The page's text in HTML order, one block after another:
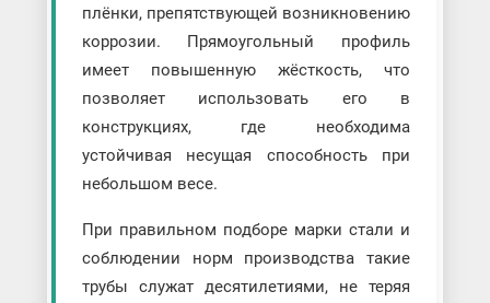
плёнки, препятствующей возникновению
коррозии. Прямоугольный профиль
имеет повышенную жёсткость, что
позволяет использовать его в
конструкциях, где необходима
устойчивая несущая способность при
небольшом весе.
При правильном подборе марки стали и
соблюдении норм производства такие
трубы служат десятилетиями, не теряя